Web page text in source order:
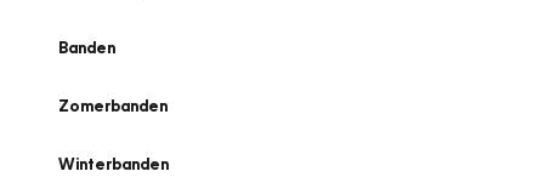
Banden
Zomerbanden
Winterbanden